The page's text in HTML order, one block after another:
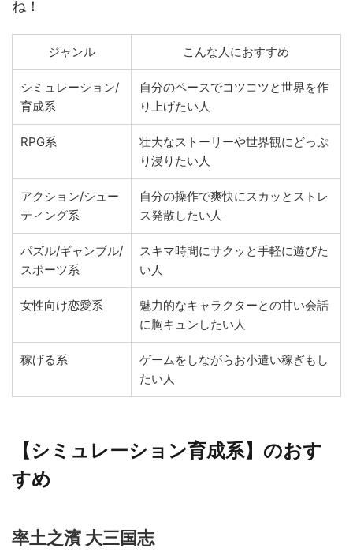
ね！
ジャンル こんな人におすすめ
シミュレーション/
育成系
自分のペースでコツコツと世界を作
り上げたい人
RPG系
壮大なストーリーや世界観にどっぷ
り浸りたい人
アクション/シュー
ティング系
自分の操作で爽快にスカッとストレ
ス発散したい人
パズル/ギャンブル/
スポーツ系
スキマ時間にサクッと手軽に遊びた
い人
女性向け恋愛系
魅力的なキャラクターとの甘い会話
に胸キュンしたい人
稼げる系
ゲームをしながらお小遣い稼ぎもし
たい人
【シミュレーション育成系】のおす
すめ
率土之濱 大三国志